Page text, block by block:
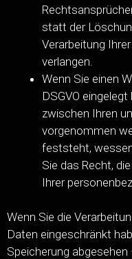
statt der
Verarbeitung
verlangen.
Wenn Sie einen
DSGVO
zwischen Ihren
vorgenommen
feststeht,
Sie das Recht,
Ihrer
Wenn Sie die
Daten eingeschränkt
Speicherung